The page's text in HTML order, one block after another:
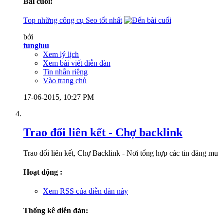
Top những công cụ Seo tốt nhất
bởi
tungluu
Xem lý lịch
Xem bài viết diễn đàn
Tin nhắn riêng
Vào trang chủ
17-06-2015, 10:27 PM
Trao đổi liên kết - Chợ backlink
Trao đổi liên kết, Chợ Backlink - Nơi tổng hợp các tin đăng
Hoạt động :
Xem RSS của diễn đàn này
Thống kê diễn đàn: